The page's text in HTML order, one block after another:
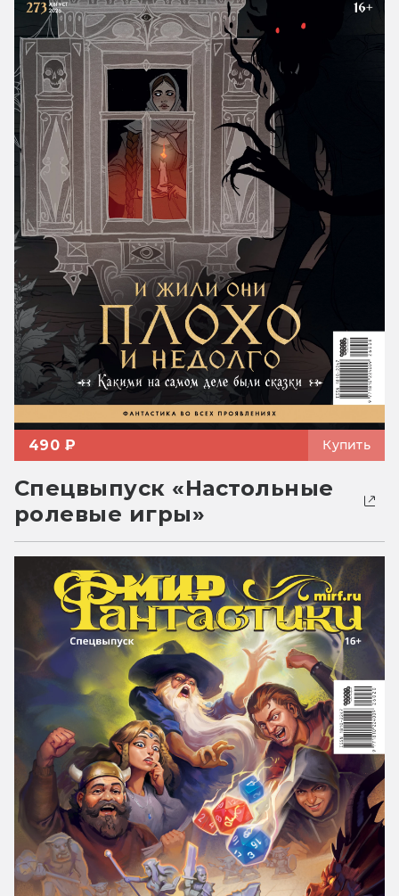
490 ₽ Купить
Спецвыпуск «Настольные
ролевые игры»